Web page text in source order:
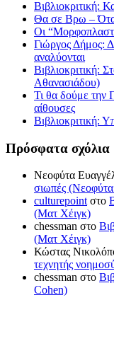
Βιβλιοκριτική:
Θα σε Βρω –
Οι
Γιώργος Δήμος:
αναλύονται
Βιβλιοκριτική:
Αθανασιάδου)
Τι θα δούμε την
αίθουσες
Βιβλιοκριτική:
Πρόσφατα σχόλια
Νεοφύτα
σιωπές
culturepoint στο
(Ματ Χέιγκ)
chessman στο
(Ματ Χέιγκ)
Κώστας
τεχνητής
chessman στο
Cohen)